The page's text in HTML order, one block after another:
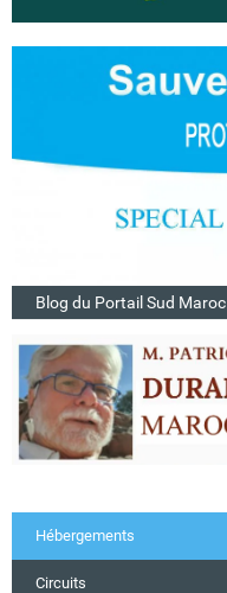
Blog du Portail Sud Maroc
Hébergements
Circuits